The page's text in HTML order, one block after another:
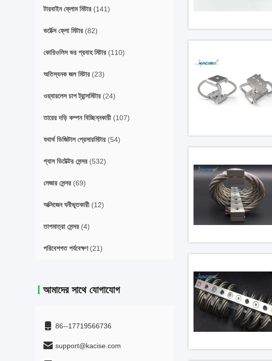
টারবাইন ফ্লোম মিটার (141)
ভর্টেক্স ফ্লো মিটার (82)
কোরিওলিস ভর প্রবাহ মিটার (110)
অতিস্বনক জল মিটার (23)
ওয়্যারলেস চাপ ট্রান্সমিটার (24)
তারের দড়ি কম্পন বিচ্ছিন্নকারী (107)
যথার্থ ডিজিটাল প্রেসারমিটার (54)
গ্যাস ডিটেক্টর সেন্সর (532)
লেজার সেন্সর (69)
অক্সিজেন ঘনীভূতকারী (12)
তাপমাত্রা সেন্সর (4)
পরিবেশগত পর্যবেক্ষণ(21)
আমাদের সাথে যোগাযোগ
86--17719566736
support@kacise.com